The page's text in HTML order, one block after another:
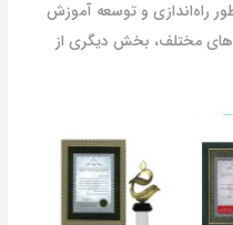
راه‌اندازی و توسعه آموزش
مختلف، بخش دیگری از